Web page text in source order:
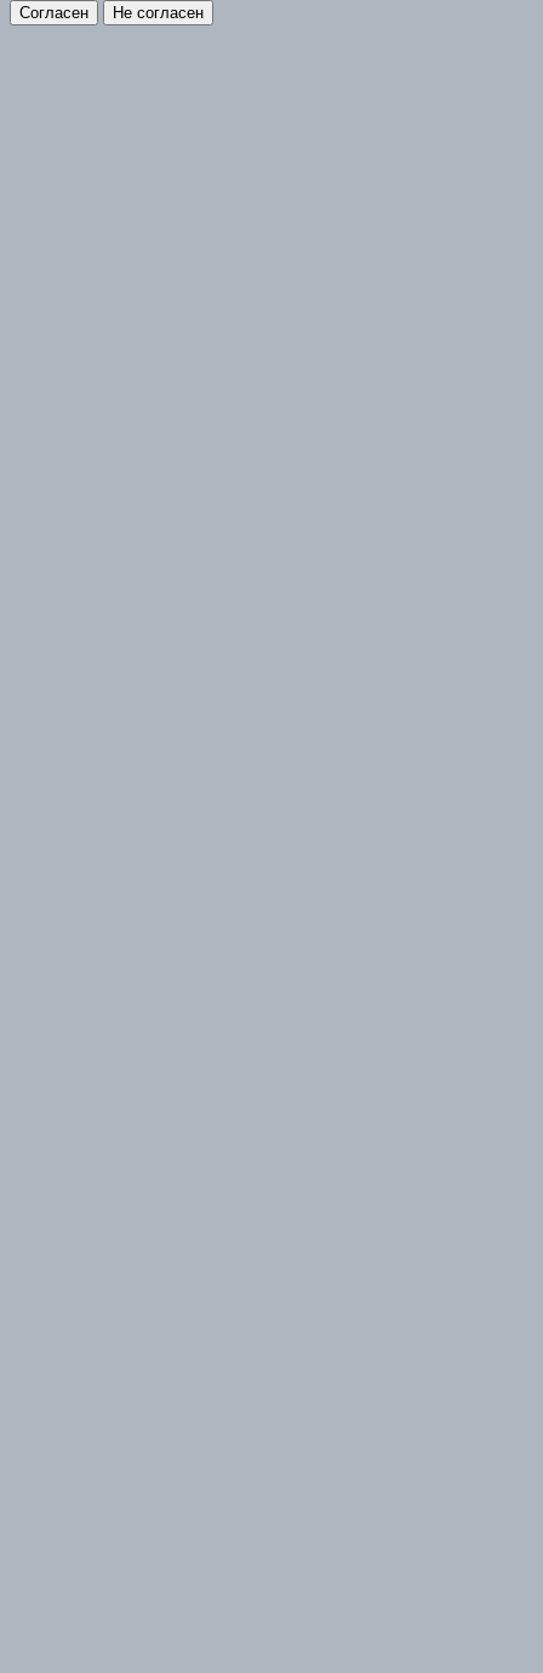
Согласен Не согласен